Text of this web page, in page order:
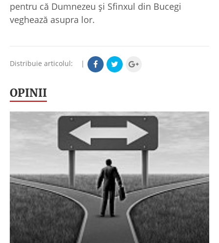
pentru că Dumnezeu şi Sfinxul din Bucegi
veghează asupra lor.
Distribuie articolul: |
OPINII